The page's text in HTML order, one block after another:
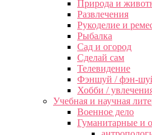
Природа и
Развлечения
Рукоделие и
Рыбалка
Сад и огород
Сделай сам
Телевидение
Фэншуй / фэн-
Хобби /
Учебная и научная
Военное дело
Гуманитарные и